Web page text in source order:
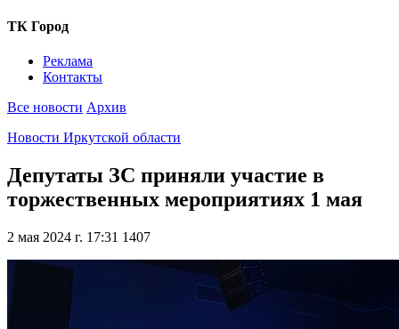
ТК Город
Реклама
Контакты
Все новости Архив
Новости Иркутской области
Депутаты ЗС приняли участие в
торжественных мероприятиях 1 мая
2 мая 2024 г. 17:31 1407